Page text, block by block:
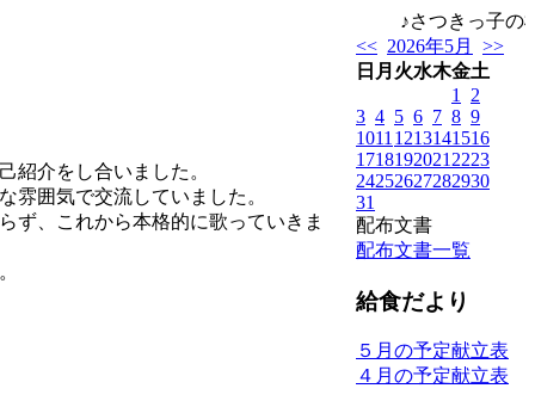
♪さつきっ子の
紹介をし合いました。
雰囲気で交流していました。
ず、これから本格的に歌っていきま
<< 2026年5月
>>
日 月 火水木金土
1
2
3 4 5 6 7 8 9
1011 1213141516
1718192021 2223
24252627282930
31
配布文書
配布文書一覧
給食だより
５月の予定献立表
４月の予定献立表